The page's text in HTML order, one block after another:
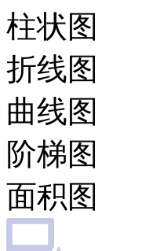
柱状图
折线图
曲线图
阶梯图
面积图